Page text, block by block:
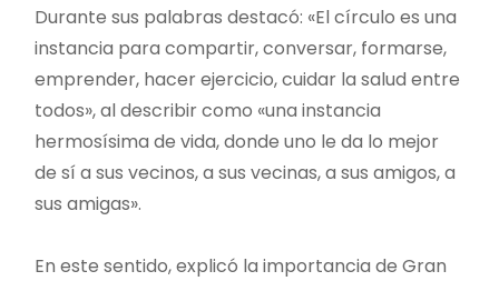
Durante sus palabras destacó: «El círculo es una
instancia para compartir, conversar, formarse,
emprender, hacer ejercicio, cuidar la salud entre
todos», al describir como «una instancia
hermosísima de vida, donde uno le da lo mejor
de sí a sus vecinos, a sus vecinas, a sus amigos, a
sus amigas».
En este sentido, explicó la importancia de Gran